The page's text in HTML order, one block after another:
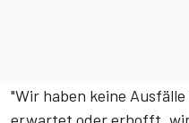
"Wir haben keine